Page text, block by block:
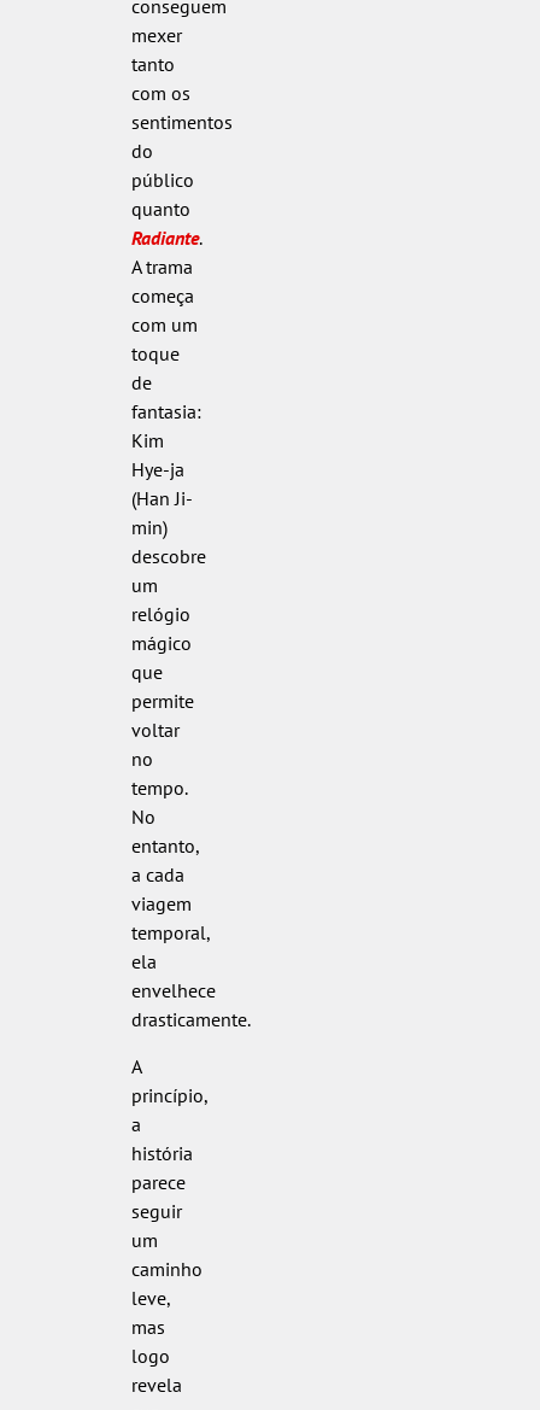
conseguem
mexer
tanto
com os
sentimentos
do
público
quanto
Radiante.
A trama
começa
com um
toque
de
fantasia:
Kim
Hye-ja
(Han Ji-
min)
descobre
um
relógio
mágico
que
permite
voltar
no
tempo.
No
entanto,
a cada
viagem
temporal,
ela
envelhece
drasticamente.
A
princípio,
a
história
parece
seguir
um
caminho
leve,
mas
logo
revela